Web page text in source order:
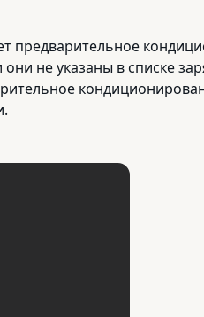
предварительное
не указаны в списке